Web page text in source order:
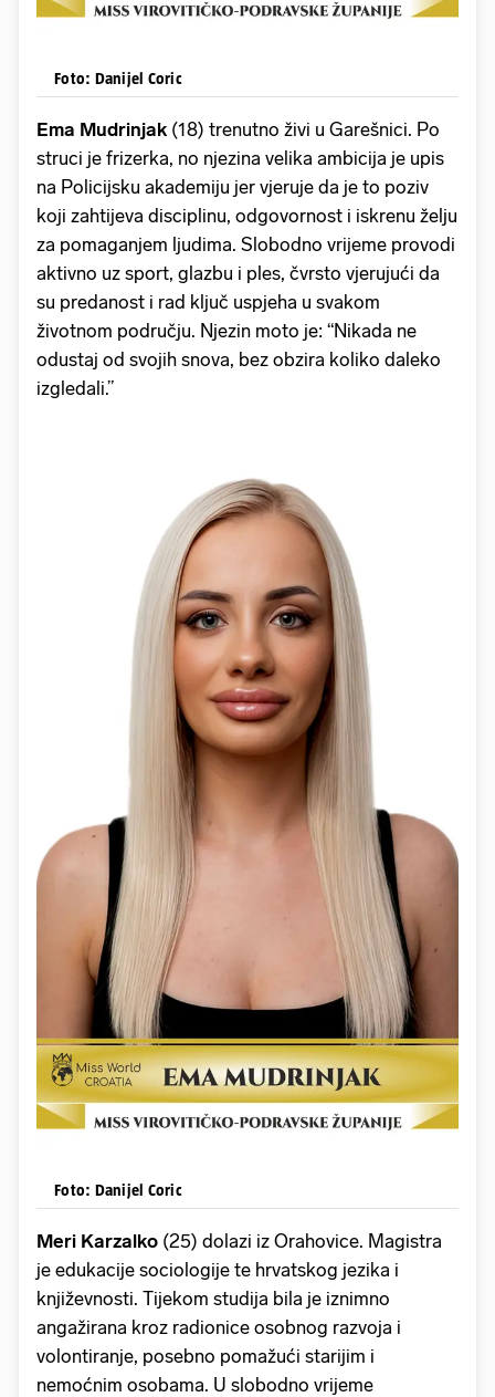
Foto: Danijel Coric
Ema Mudrinjak (18) trenutno živi u Garešnici. Po
struci je frizerka, no njezina velika ambicija je upis
na Policijsku akademiju jer vjeruje da je to poziv
koji zahtijeva disciplinu, odgovornost i iskrenu želju
za pomaganjem ljudima. Slobodno vrijeme provodi
aktivno uz sport, glazbu i ples, čvrsto vjerujući da
su predanost i rad ključ uspjeha u svakom
životnom području. Njezin moto je: “Nikada ne
odustaj od svojih snova, bez obzira koliko daleko
izgledali.”
Foto: Danijel Coric
Meri Karzalko (25) dolazi iz Orahovice. Magistra
je edukacije sociologije te hrvatskog jezika i
književnosti. Tijekom studija bila je iznimno
angažirana kroz radionice osobnog razvoja i
volontiranje, posebno pomažući starijim i
nemoćnim osobama. U slobodno vrijeme